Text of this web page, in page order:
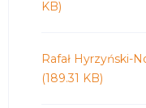
KB)
Pobierz
Rafał Hyrzyński-
(189.31 KB)